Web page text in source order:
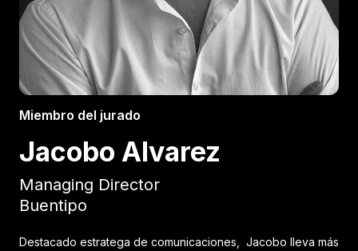
Miembro del jurado
Jacobo Alvarez
Managing Director
Buentipo
Destacado estratega de comunicaciones, Jacobo lleva más